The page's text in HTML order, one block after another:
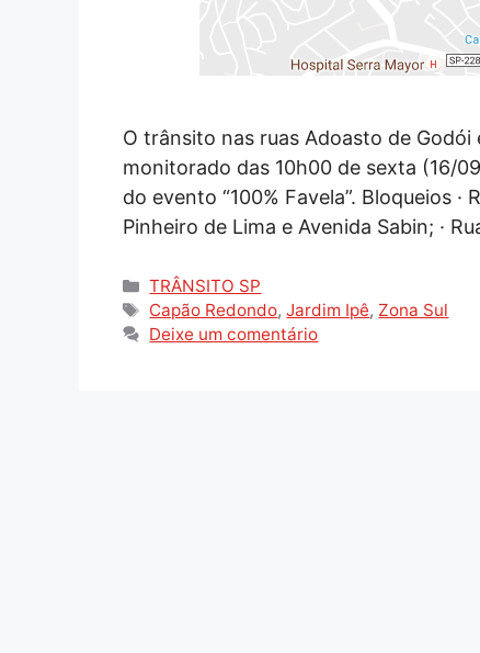
O trânsito nas ruas Adoasto de
monitorado das 10h00 de sexta (16/
do evento “100% Favela”. Bloqueios
Pinheiro de Lima e Avenida Sabin; ·
Categorias
TRÂNSITO SP
Tags
Capão Redondo,Jardim Ipê, Zona Sul
Deixe um comentário